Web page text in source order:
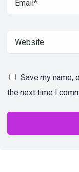
Save my name,
the next time I